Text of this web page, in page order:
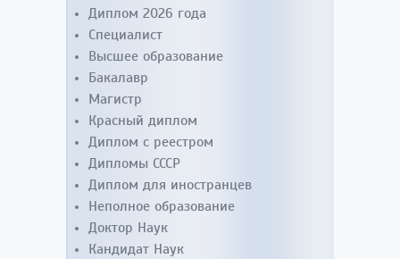
Диплом 2026 года
Специалист
Высшее образование
Бакалавр
Магистр
Красный диплом
Диплом с реестром
Дипломы СССР
Диплом для иностранцев
Неполное образование
Доктор Наук
Кандидат Наук